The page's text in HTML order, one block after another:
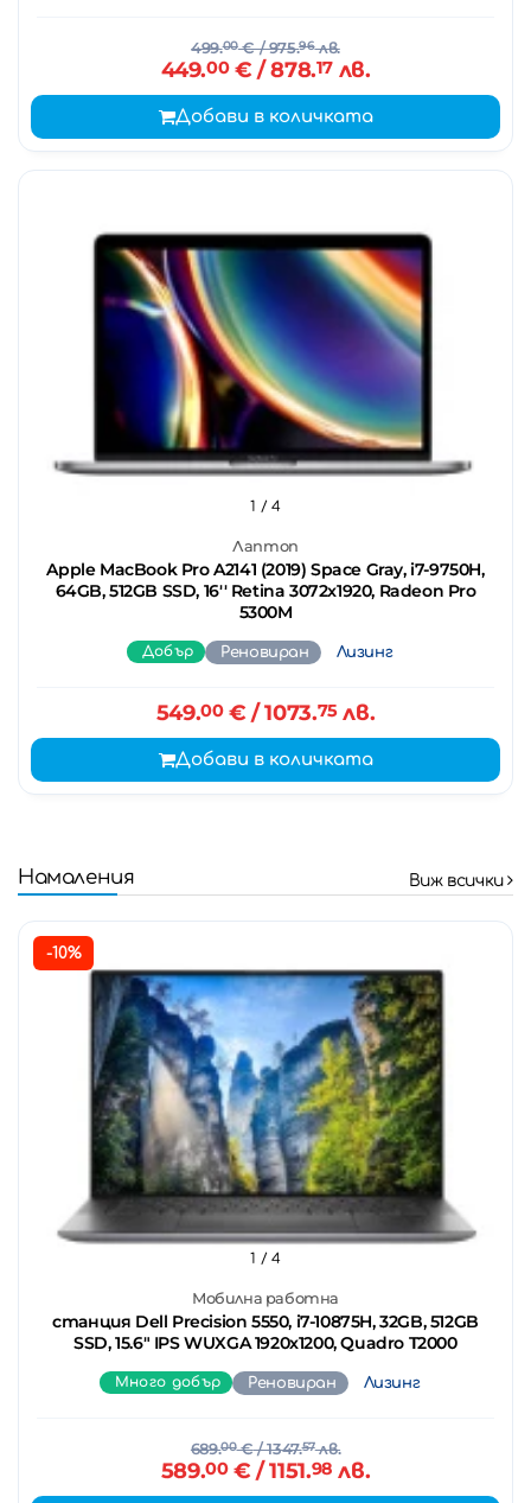
499.00€/ 975.96лв.
449.00€ / 878.17лв.
Добави в количката
Лаптоп
Apple MacBook Pro A2141 (2019) Space Gray, i7-9750H,
64GB, 512GB SSD, 16'' Retina 3072x1920, Radeon Pro
5300M
1 / 4
Добър Реновиран Лизинг
549.00€ / 1073.75лв.
Добави в количката
Намаления Виж всички
-10%
Мобилна работна
станция Dell Precision 5550, i7-10875H, 32GB, 512GB
SSD, 15.6" IPS WUXGA 1920x1200, Quadro T2000
1 / 4
Много добър Реновиран Лизинг
689.00€/ 1347.57лв.
589.00€ / 1151.98 лв.